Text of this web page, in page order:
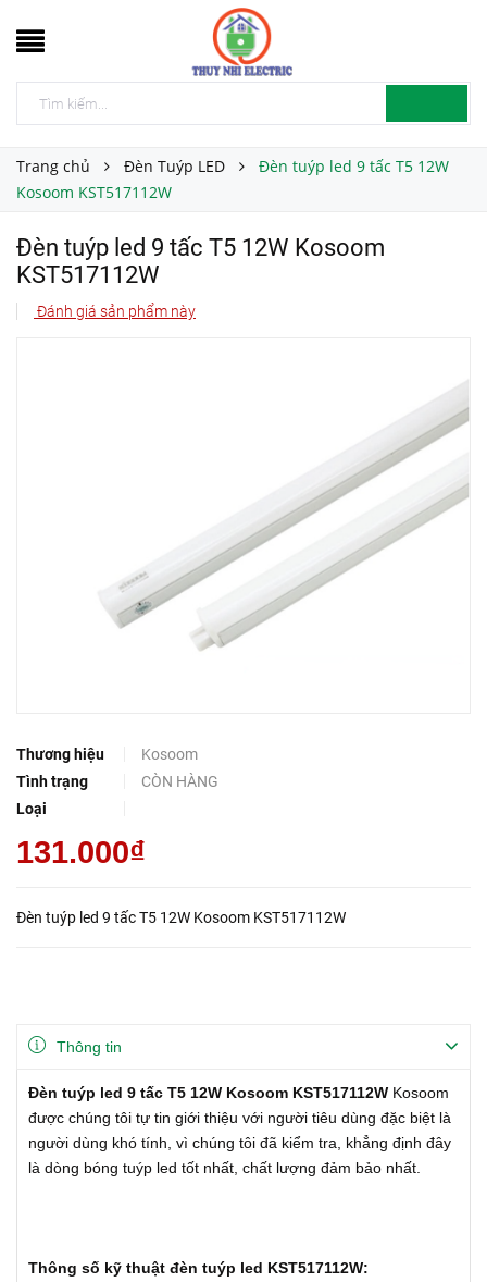
Trang chủ Đèn Tuýp LED
Đèn tuýp led 9 tấc T5 12W
Kosoom KST517112W
Đèn tuýp led 9 tấc T5 12W Kosoom
KST517112W
Đánh giá sản phẩm này
Thương hiệu
Kosoom
Tình trạng
CÒN HÀNG
Loại
131.000₫
Đèn tuýp led 9 tấc T5 12W Kosoom KST517112W
Thông tin
Đèn tuýp led 9 tấc T5 12W Kosoom KST517112W Kosoom
được chúng tôi tự tin giới thiệu với người tiêu dùng đặc biệt là
người dùng khó tính, vì chúng tôi đã kiểm tra, khẳng định đây
là dòng bóng tuýp led tốt nhất, chất lượng đảm bảo nhất.
Thông số kỹ thuật đèn tuýp led KST517112W: